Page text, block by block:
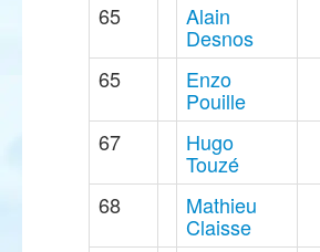
65 Alain
Desnos
65 Enzo
Pouille
67 Hugo
Touzé
68 Mathieu
Claisse